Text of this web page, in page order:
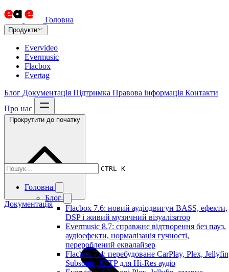
Головна
Продукти
Evervideo
Evermusic
Flacbox
Evertag
Блог Документація Підтримка Правова інформація Контакти
Про нас
CTRL K
Головна
Блог
Flacbox 7.6: новий аудіодвигун BASS, ефекти,
DSP і живий музичний візуалізатор
Evermusic 8.7: справжнє відтворення без пауз,
аудіоефекти, нормалізація гучності,
перероблений еквалайзер
Flacbox 7.4: перебудоване CarPlay, Plex,
Subsonic, SFTP для Hi-Res аудіо
Прокрутити до початку
Документація